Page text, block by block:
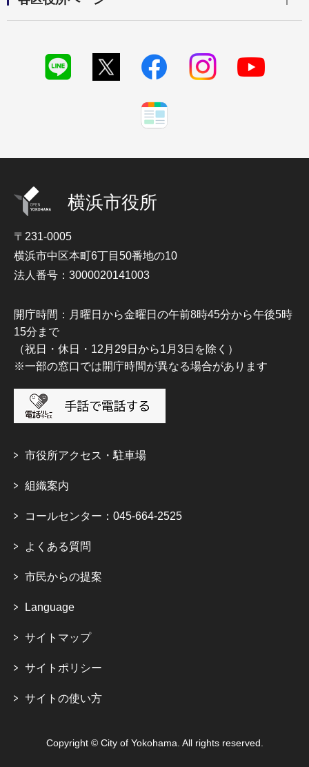
横浜市役所
〒231-0005
横浜市中区本町6丁目50番地の10
法人番号：3000020141003
開庁時間：月曜日から金曜日の午前8時45分から午後5時
15分まで
（祝日・休日・12月29日から1月3日を除く）
※一部の窓口では開庁時間が異なる場合があります
市役所アクセス・駐車場
組織案内
コールセンター：045-664-2525
よくある質問
市民からの提案
Language
サイトマップ
サイトポリシー
サイトの使い方
Copyright © City of Yokohama. All rights reserved.